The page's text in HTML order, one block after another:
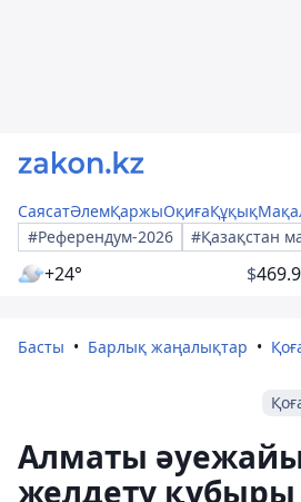
СаясатӘлемҚаржыОқиғаҚұқық
#Референдум-2026
#Қазақстан
+24° $
Басты Барлық жаңалықтар
Алматы
желдету құбыры